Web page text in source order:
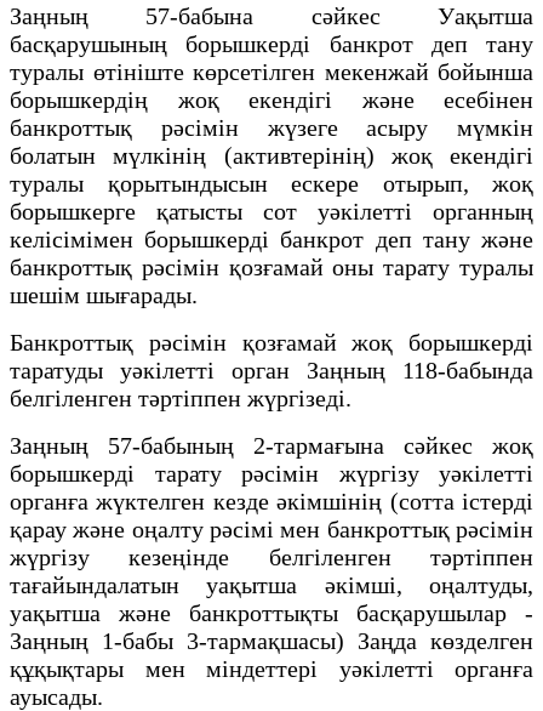
Заңның 57-бабына сәйкес Уақытша
басқарушының борышкерді банкрот деп тану
туралы өтініште көрсетілген мекенжай бойынша
борышкердің жоқ екендігі және есебінен
банкроттық рәсімін жүзеге асыру мүмкін
болатын мүлкінің (активтерінің) жоқ екендігі
туралы қорытындысын ескере отырып, жоқ
борышкерге қатысты сот уәкілетті органның
келісімімен борышкердi банкрот деп тану және
банкроттық рәсімін қозғамай оны тарату туралы
шешiм шығарады.
Банкроттық рәсімін қозғамай жоқ борышкерді
таратуды уәкілетті орган Заңның 118-бабында
белгіленген тәртіппен жүргізеді.
Заңның 57-бабының 2-тармағына сәйкес жоқ
борышкерді тарату рәсімін жүргізу уәкілетті
органға жүктелген кезде әкімшінің (сотта істерді
қарау және оңалту рәсімі мен банкроттық рәсімін
жүргізу кезеңінде белгіленген тәртіппен
тағайындалатын уақытша әкімші, оңалтуды,
уақытша және банкроттықты басқарушылар -
Заңның 1-бабы 3-тармақшасы) Заңда көзделген
құқықтары мен міндеттері уәкілетті органға
ауысады.